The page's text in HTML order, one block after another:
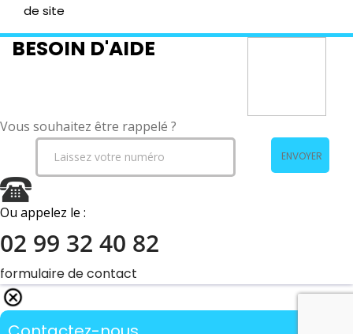
de site
BESOIN D'AIDE
Vous souhaitez être rappelé ?
ENVOYER
Ou appelez le :
02 99 32 40 82
formulaire de contact